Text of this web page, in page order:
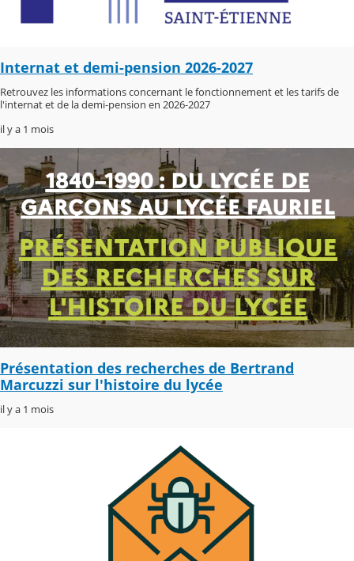
Internat et demi-pension 2026-2027
Retrouvez les informations concernant le fonctionnement et les tarifs de
l'internat et de la demi-pension en 2026-2027
il y a 1 mois
Présentation des recherches de Bertrand
Marcuzzi sur l'histoire du lycée
il y a 1 mois